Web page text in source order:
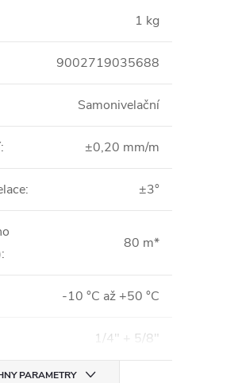
1 kg
9002719035688
Samonivelační
: ±0,20 mm/m
: ±3°
:
80 m*
-10 °C až +50 °C
1/4" + 5/8"
PARAMETRY